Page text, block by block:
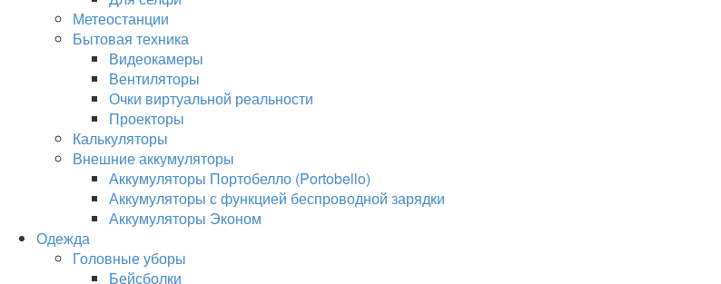
Метеостанции
Бытовая техника
Видеокамеры
Вентиляторы
Очки виртуальной реальности
Проекторы
Калькуляторы
Внешние аккумуляторы
Аккумуляторы Портобелло (Portobello)
Аккумуляторы с функцией беспроводной зарядки
Аккумуляторы Эконом
Одежда
Головные уборы
Бейсболки